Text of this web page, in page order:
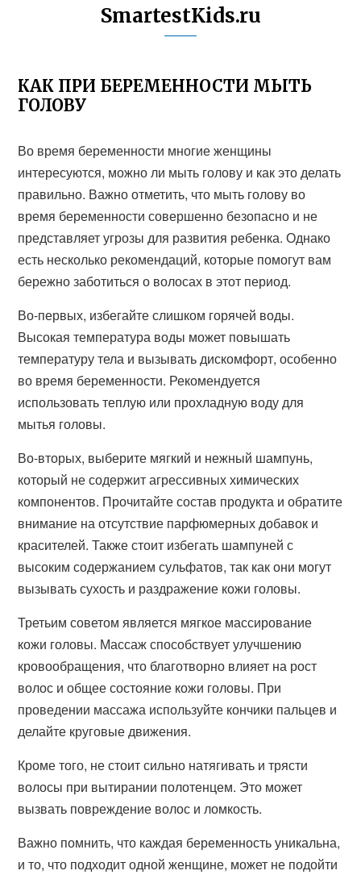
SmartestKids.ru
КАК ПРИ БЕРЕМЕННОСТИ МЫТЬ
ГОЛОВУ
Во время беременности многие женщины
интересуются, можно ли мыть голову и как это делать
правильно. Важно отметить, что мыть голову во
время беременности совершенно безопасно и не
представляет угрозы для развития ребенка. Однако
есть несколько рекомендаций, которые помогут вам
бережно заботиться о волосах в этот период.
Во-первых, избегайте слишком горячей воды.
Высокая температура воды может повышать
температуру тела и вызывать дискомфорт, особенно
во время беременности. Рекомендуется
использовать теплую или прохладную воду для
мытья головы.
Во-вторых, выберите мягкий и нежный шампунь,
который не содержит агрессивных химических
компонентов. Прочитайте состав продукта и обратите
внимание на отсутствие парфюмерных добавок и
красителей. Также стоит избегать шампуней с
высоким содержанием сульфатов, так как они могут
вызывать сухость и раздражение кожи головы.
Третьим советом является мягкое массирование
кожи головы. Массаж способствует улучшению
кровообращения, что благотворно влияет на рост
волос и общее состояние кожи головы. При
проведении массажа используйте кончики пальцев и
делайте круговые движения.
Кроме того, не стоит сильно натягивать и трясти
волосы при вытирании полотенцем. Это может
вызвать повреждение волос и ломкость.
Важно помнить, что каждая беременность уникальна,
и то, что подходит одной женщине, может не подойти